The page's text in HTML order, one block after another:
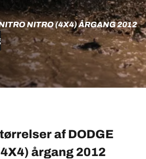
NITRO (4X4) ÅRGANG 2012
af DODGE
årgang 2012